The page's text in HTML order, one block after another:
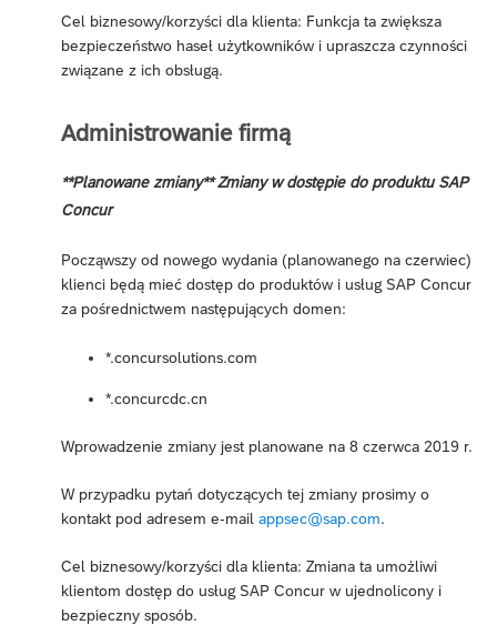
Cel biznesowy/korzyści dla klienta: Funkcja ta zwiększa
bezpieczeństwo haseł użytkowników i upraszcza czynności
związane z ich obsługą.
Administrowanie firmą
**Planowane zmiany** Zmiany w dostępie do produktu SAP
Concur
Począwszy od nowego wydania (planowanego na czerwiec)
klienci będą mieć dostęp do produktów i usług SAP Concur
za pośrednictwem następujących domen:
*.concursolutions.com
*.concurcdc.cn
Wprowadzenie zmiany jest planowane na 8 czerwca 2019 r.
W przypadku pytań dotyczących tej zmiany prosimy o
kontakt pod adresem e-mail appsec@sap.com.
Cel biznesowy/korzyści dla klienta: Zmiana ta umożliwi
klientom dostęp do usług SAP Concur w ujednolicony i
bezpieczny sposób.